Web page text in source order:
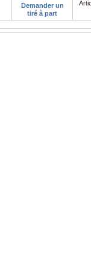
Demander un
tiré à part